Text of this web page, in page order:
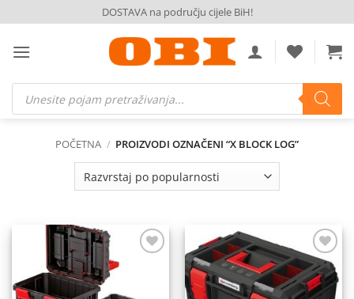
to
content
DOSTAVA na području cijele BiH!
Products
search
POČETNA / PROIZVODI OZNAČENI “X BLOCK LOG”
Dodaj
na
listu